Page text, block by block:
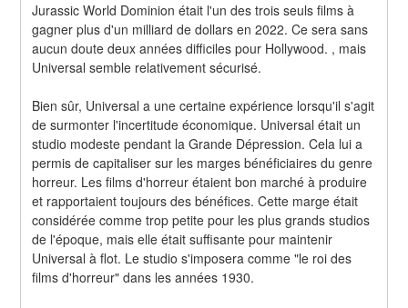
Jurassic World Dominion était l'un des trois seuls films à
gagner plus d'un milliard de dollars en 2022. Ce sera sans
aucun doute deux années difficiles pour Hollywood. , mais
Universal semble relativement sécurisé.
Bien sûr, Universal a une certaine expérience lorsqu'il s'agit
de surmonter l'incertitude économique. Universal était un
studio modeste pendant la Grande Dépression. Cela lui a
permis de capitaliser sur les marges bénéficiaires du genre
horreur. Les films d'horreur étaient bon marché à produire
et rapportaient toujours des bénéfices. Cette marge était
considérée comme trop petite pour les plus grands studios
de l'époque, mais elle était suffisante pour maintenir
Universal à flot. Le studio s'imposera comme "le roi des
films d'horreur" dans les années 1930.